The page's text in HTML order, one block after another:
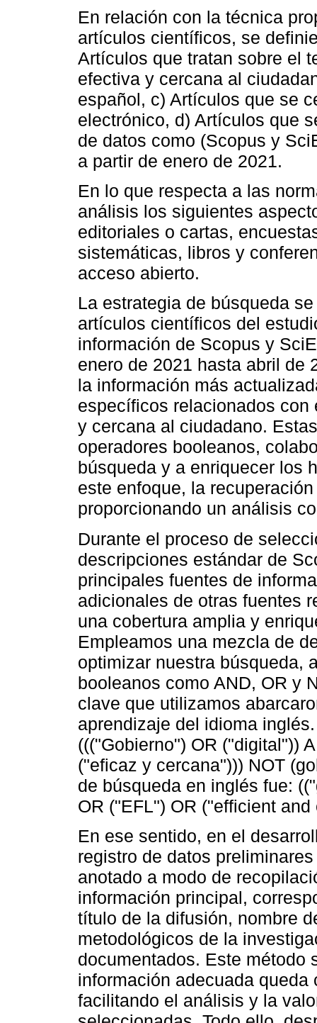
En relación con la técnica
artículos científicos, se
Artículos que tratan sobre el
efectiva y cercana al
español, c) Artículos que se
electrónico, d) Artículos que
de datos como (Scopus y
a partir de enero de 2021.
En lo que respecta a las
análisis los siguientes
editoriales o cartas,
sistemáticas, libros y
acceso abierto.
La estrategia de búsqueda
artículos científicos del
información de Scopus y
enero de 2021 hasta abril de
la información más
específicos relacionados
y cercana al ciudadano.
operadores booleanos,
búsqueda y a enriquecer los
este enfoque, la
proporcionando un análisis
Durante el proceso de
descripciones estándar de
principales fuentes de
adicionales de otras fuentes
una cobertura amplia y
Empleamos una mezcla de
optimizar nuestra búsqueda,
booleanos como AND, OR y
clave que utilizamos
aprendizaje del idioma
((("Gobierno") OR ("digital"))
("eficaz y cercana"))) NOT
de búsqueda en inglés fue:
OR ("EFL") OR ("efficient
En ese sentido, en el
registro de datos
anotado a modo de
información principal,
título de la difusión, nombre
metodológicos de la
documentados. Este método
información adecuada
facilitando el análisis y la